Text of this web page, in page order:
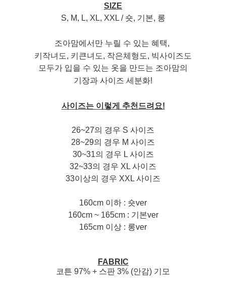
SIZE
S, M, L, XL, XXL / 숏, 기본, 롱
조아맘에서만 누릴 수 있는 혜택,
키작녀도, 키큰녀도, 작은체형도, 빅사이즈도
모두가 입을 수 있는 옷을 만드는 조아맘의
기장과 사이즈 세분화!
사이즈는 이렇게 추천드려요!
26~27의 경우 S 사이즈
28~29의 경우 M 사이즈
30~31의 경우 L 사이즈
32~33의 경우 XL 사이즈
33이상의 경우 XXL 사이즈
160cm 이하 : 숏ver
160cm ~ 165cm : 기본ver
165cm 이상 : 롱ver
FABRIC
코튼 97% + 스판 3% (안감) 기모